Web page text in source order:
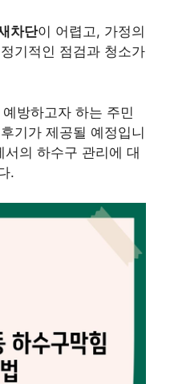
차단이 어렵고, 가정의
기적인 점검과 청소가
방하고자 하는 주민
기가 제공될 예정입니
서의 하수구 관리에 대
.